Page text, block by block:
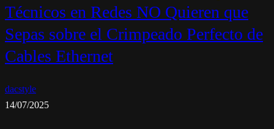
Técnicos en Redes NO Quieren que
Sepas sobre el Crimpeado Perfecto de
Cables Ethernet
dacstyle
14/07/2025